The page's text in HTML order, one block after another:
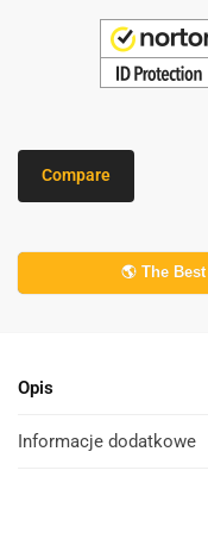
Compare
🌎 The
Opis
Informacje dodatkowe